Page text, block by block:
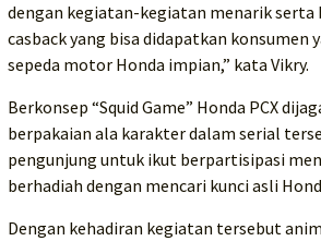
dengan kegiatan-kegiatan menarik serta
casback yang bisa didapatkan konsumen
sepeda motor Honda impian,” kata Vikry.
Berkonsep “Squid Game” Honda PCX
berpakaian ala karakter dalam serial
pengunjung untuk ikut berpartisipasi
berhadiah dengan mencari kunci asli
Dengan kehadiran kegiatan tersebut